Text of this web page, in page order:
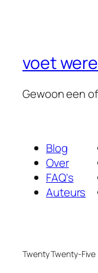
voet
Gewoon een
Blog
Over
FAQ's
Auteurs
Twenty Twenty-Five